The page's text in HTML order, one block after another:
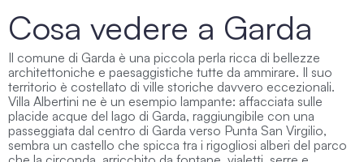
Cosa vedere a Garda
Il comune di Garda è una piccola perla ricca di bellezze
architettoniche e paesaggistiche tutte da ammirare. Il suo
territorio è costellato di ville storiche davvero eccezionali.
Villa Albertini ne è un esempio lampante: affacciata sulle
placide acque del lago di Garda, raggiungibile con una
passeggiata dal centro di Garda verso Punta San Virgilio,
sembra un castello che spicca tra i rigogliosi alberi del parco